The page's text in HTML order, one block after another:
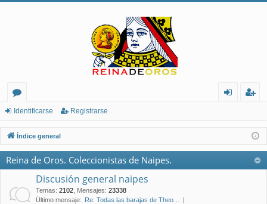
or
os
nt
ifi
ist
ra
Identificarse Registrarse
Índice general
Reina de Oros. Coleccionistas de Naipes.
Discusión general naipes
Temas: 2102 Mensajes: 23338
Último mensaje: Re: Todas las barajas de Theo…